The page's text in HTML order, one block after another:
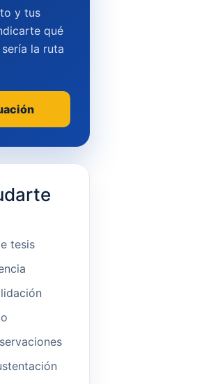
y tus
qué
la ruta
tesis